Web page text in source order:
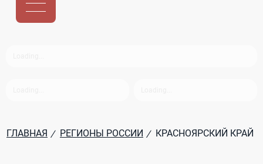
ГЛАВНАЯ / РЕГИОНЫ РОССИИ / КРАСНОЯРСКИЙ КРАЙ